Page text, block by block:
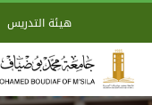
هيئة التدريس